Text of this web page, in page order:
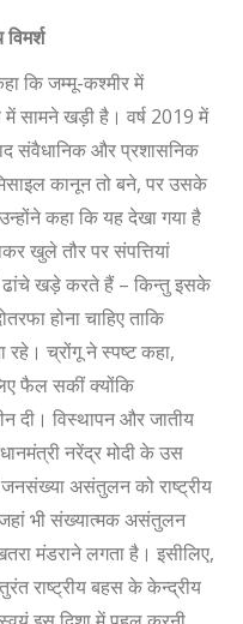
कि जम्मू-कश्मीर में
सामने खड़ी है। वर्ष 2019 में
संवैधानिक और प्रशासनिक
कानून तो बने, पर उसके
कहा कि यह देखा गया है
खुले तौर पर संपत्तियां
ढांचे खड़े करते हैं – किन्तु इसके
होना चाहिए ताकि
च्रोंगू ने स्पष्ट कहा,
फैल सकीं क्योंकि
दी। विस्थापन और जातीय
नरेंद्र मोदी के उस
असंतुलन को राष्ट्रीय
भी संख्यात्मक असंतुलन
मंडराने लगता है। इसीलिए,
राष्ट्रीय बहस के केन्द्रीय